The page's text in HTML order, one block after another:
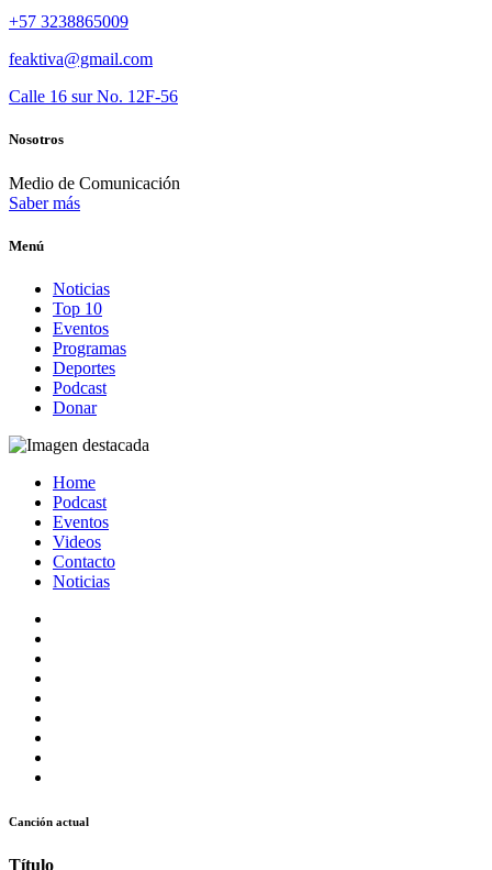
+57 3238865009
feaktiva@gmail.com
Calle 16 sur No. 12F-56
Nosotros
Medio de Comunicación
Saber más
Menú
Noticias
Top 10
Eventos
Programas
Deportes
Podcast
Donar
Home
Podcast
Eventos
Videos
Contacto
Noticias
Canción actual
Título